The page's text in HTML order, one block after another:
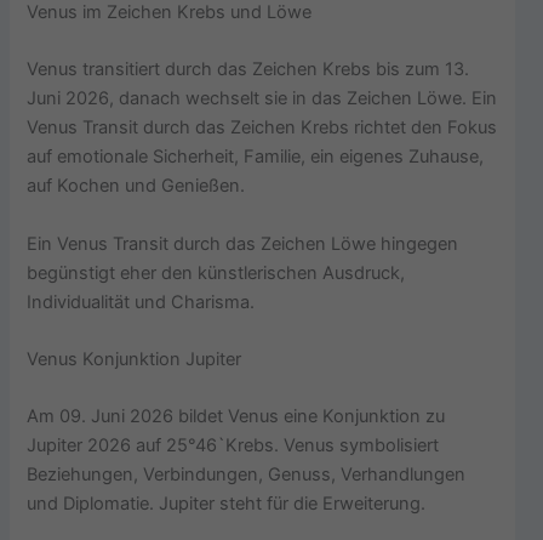
Venus im Zeichen Krebs und Löwe
Venus transitiert durch das Zeichen Krebs bis zum 13.
Juni 2026, danach wechselt sie in das Zeichen Löwe. Ein
Venus Transit durch das Zeichen Krebs richtet den Fokus
auf emotionale Sicherheit, Familie, ein eigenes Zuhause,
auf Kochen und Genießen.
Ein Venus Transit durch das Zeichen Löwe hingegen
begünstigt eher den künstlerischen Ausdruck,
Individualität und Charisma.
Venus Konjunktion Jupiter
Am 09. Juni 2026 bildet Venus eine Konjunktion zu
Jupiter 2026 auf 25°46`Krebs. Venus symbolisiert
Beziehungen, Verbindungen, Genuss, Verhandlungen
und Diplomatie. Jupiter steht für die Erweiterung.